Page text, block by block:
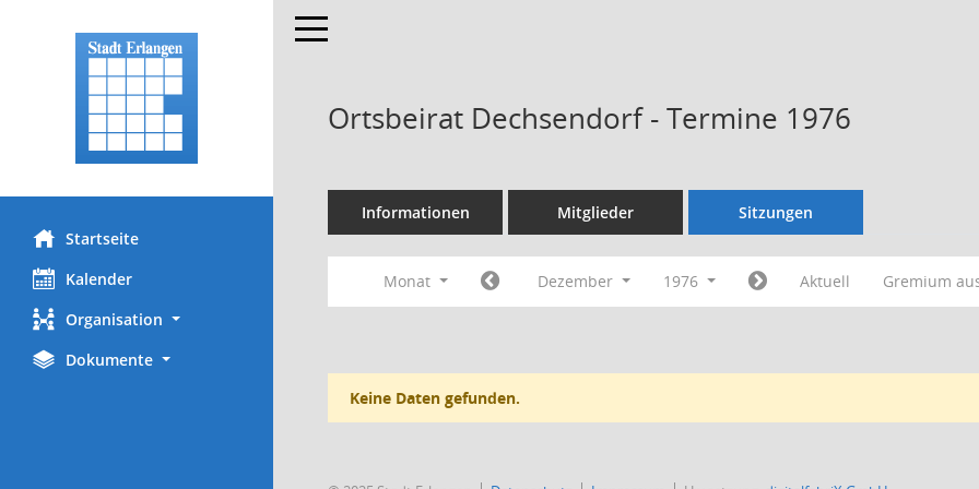
Startseite
Kalender
Organisation
Dokumente
Toggle navigation
Ortsbeirat Dechsendorf - Termine 1976
Informationen Mitglieder Sitzungen
Monat Dezember 1976 Aktuell Gremium
Keine Daten gefunden.